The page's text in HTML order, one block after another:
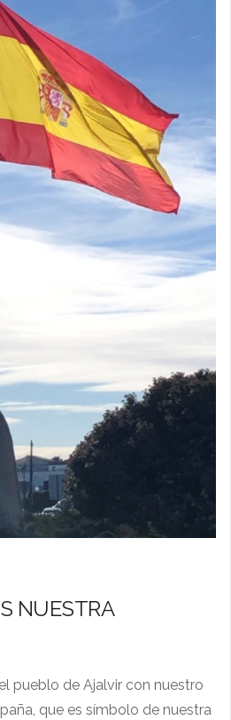
NUESTRA
pueblo de Ajalvir con nuestro
que es símbolo de nuestra